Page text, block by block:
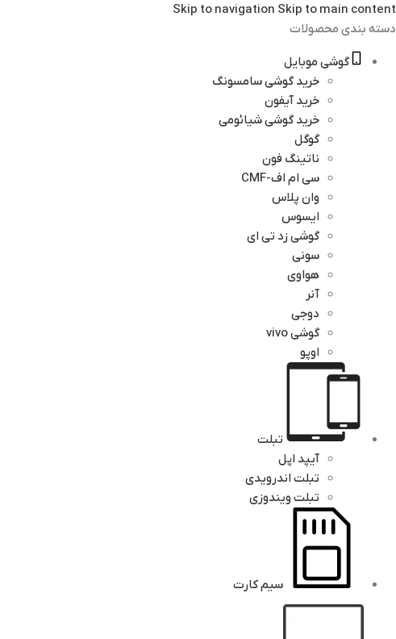
Skip to navigation Skip to main content
دسته بندی محصولات
گوشی موبایل
خرید گوشی سامسونگ
خرید آیفون
خرید گوشی شیائومی
گوگل
ناتینگ فون
سی ام اف-CMF
وان پلاس
ایسوس
گوشی زد تی ای
سونی
هواوی
آنر
دوجی
گوشی vivo
اوپو
تبلت
آیپد اپل
تبلت اندرویدی
تبلت ویندوزی
سیم کارت